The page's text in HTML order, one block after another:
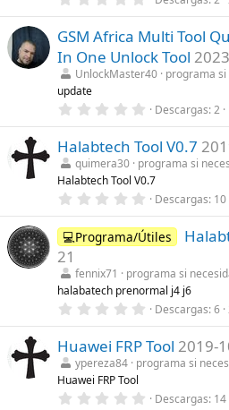
l
(
s
)
0
0
e
s
t
l
(
s
)
GSM Africa Multi Tool
In One Unlock Tool
UnlockMaster40 programa si
update
0
0
0
e
s
t
r
l
l
a
s
)
Descargas 2
Halabtech Tool V0.7
quimera30 programa si
Halabtech Tool V0.7
0
0
0
e
t
r
e
l
(
s
)
Descargas 10
💻Programa/Útiles
21
fennix71
programa si
halabatech prenormal j4 j6
0
0
0
e
s
r
Descargas 6
Huawei FRP Tool 2019-
ypereza84 programa si
Huawei FRP Tool
0 Descargas 14